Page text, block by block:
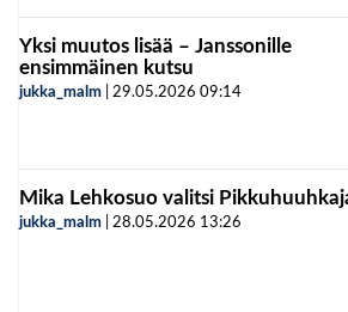
Yksi muutos lisää – Janssonille
ensimmäinen kutsu
jukka_malm 29.05.2026 09:14
Mika Lehkosuo valitsi
jukka_malm 28.05.2026 13:26